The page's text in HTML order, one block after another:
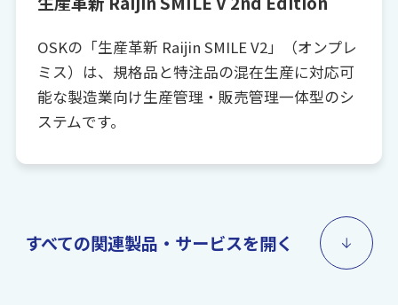
OSKの「生産革新 Raijin SMILE V2」（オンプレ
ミス）は、規格品と特注品の混在生産に対応可
能な製造業向け生産管理・販売管理一体型のシ
ステムです。
すべての関連製品・サービスを開く